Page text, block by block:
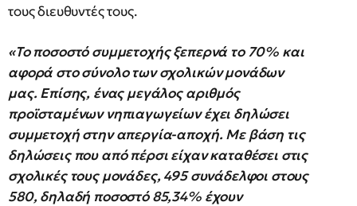
τους διευθυντές τους.
«Το ποσοστό συμμετοχής ξεπερνά το 70% και
αφορά στο σύνολο των σχολικών μονάδων
μας. Επίσης, ένας μεγάλος αριθμός
προϊσταμένων νηπιαγωγείων έχει δηλώσει
συμμετοχή στην απεργία-αποχή. Με βάση τις
δηλώσεις που από πέρσι είχαν καταθέσει στις
σχολικές τους μονάδες, 495 συνάδελφοι στους
580, δηλαδή ποσοστό 85,34% έχουν